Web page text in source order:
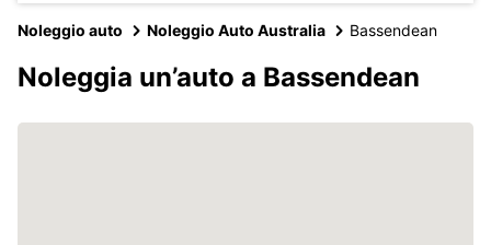
Noleggio auto Noleggio Auto Australia Bassendean
Noleggia un’auto a Bassendean